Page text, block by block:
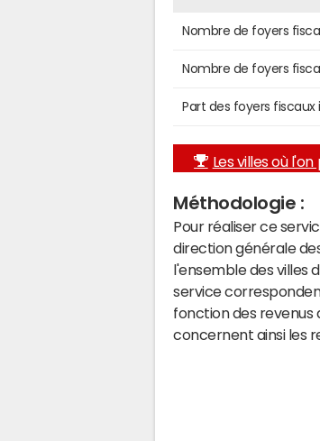
Nombre de foyers
Nombre de foyers
Part des foyers fiscaux
Les villes où
Méthodologie :
Pour réaliser ce
direction générale
l'ensemble des villes
service
fonction des revenus
concernent ainsi les